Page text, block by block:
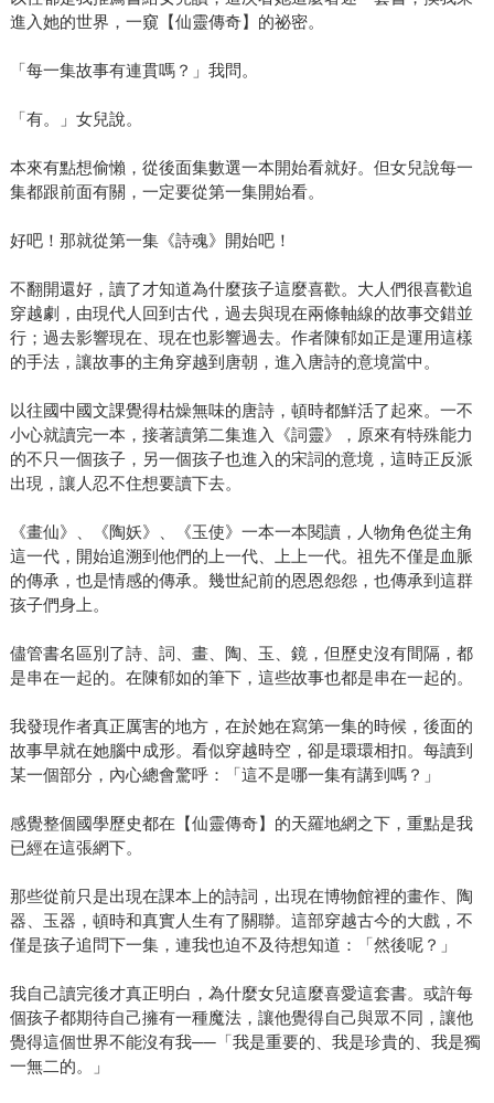
進入她的世界，一窺【仙靈傳奇】的祕密。
「每一集故事有連貫嗎？」我問。
「有。」女兒說。
本來有點想偷懶，從後面集數選一本開始看就好。但女兒說每一
集都跟前面有關，一定要從第一集開始看。
好吧！那就從第一集《詩魂》開始吧！
不翻開還好，讀了才知道為什麼孩子這麼喜歡。大人們很喜歡追
穿越劇，由現代人回到古代，過去與現在兩條軸線的故事交錯並
行；過去影響現在、現在也影響過去。作者陳郁如正是運用這樣
的手法，讓故事的主角穿越到唐朝，進入唐詩的意境當中。
以往國中國文課覺得枯燥無味的唐詩，頓時都鮮活了起來。一不
小心就讀完一本，接著讀第二集進入《詞靈》，原來有特殊能力
的不只一個孩子，另一個孩子也進入的宋詞的意境，這時正反派
出現，讓人忍不住想要讀下去。
《畫仙》、《陶妖》、《玉使》一本一本閱讀，人物角色從主角
這一代，開始追溯到他們的上一代、上上一代。祖先不僅是血脈
的傳承，也是情感的傳承。幾世紀前的恩恩怨怨，也傳承到這群
孩子們身上。
儘管書名區別了詩、詞、畫、陶、玉、鏡，但歷史沒有間隔，都
是串在一起的。在陳郁如的筆下，這些故事也都是串在一起的。
我發現作者真正厲害的地方，在於她在寫第一集的時候，後面的
故事早就在她腦中成形。看似穿越時空，卻是環環相扣。每讀到
某一個部分，內心總會驚呼：「這不是哪一集有講到嗎？」
感覺整個國學歷史都在【仙靈傳奇】的天羅地網之下，重點是我
已經在這張網下。
那些從前只是出現在課本上的詩詞，出現在博物館裡的畫作、陶
器、玉器，頓時和真實人生有了關聯。這部穿越古今的大戲，不
僅是孩子追問下一集，連我也迫不及待想知道：「然後呢？」
我自己讀完後才真正明白，為什麼女兒這麼喜愛這套書。或許每
個孩子都期待自己擁有一種魔法，讓他覺得自己與眾不同，讓他
覺得這個世界不能沒有我──「我是重要的、我是珍貴的、我是獨
一無二的。」